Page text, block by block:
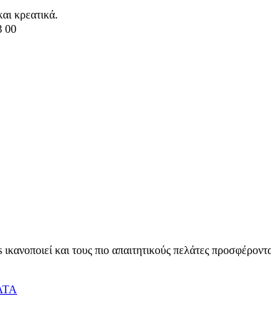
κρεατικά.
00
και τους πιο απαιτητικούς πελάτες